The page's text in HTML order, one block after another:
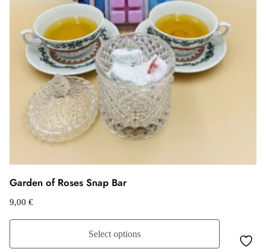
Garden of Roses Snap Bar
9,00 €
Select options